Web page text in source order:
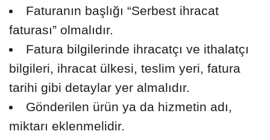
Faturanın başlığı “Serbest ihracat
faturası” olmalıdır.
Fatura bilgilerinde ihracatçı ve ithalatçı
bilgileri, ihracat ülkesi, teslim yeri, fatura
tarihi gibi detaylar yer almalıdır.
Gönderilen ürün ya da hizmetin adı,
miktarı eklenmelidir.